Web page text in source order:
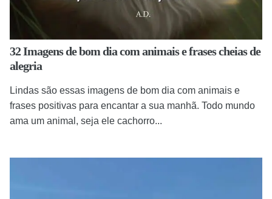
32 Imagens de bom dia com animais e frases cheias de
alegria
Lindas são essas imagens de bom dia com animais e
frases positivas para encantar a sua manhã. Todo mundo
ama um animal, seja ele cachorro...